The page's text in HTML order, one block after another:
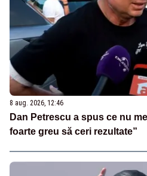
8 aug. 2026, 12:46
Dan Petrescu a spus ce nu
foarte greu să ceri rezultate”